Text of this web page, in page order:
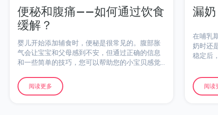
便秘和腹痛——如何通过饮食
缓解？
婴儿开始添加辅食时，便秘是很常见的。腹部胀
气会让宝宝和父母感到不安，但通过正确的信息
和一些简单的技巧，您可以帮助您的小宝贝感觉
阅读更多
漏奶
在哺乳
奶时还
稳定后
阅读